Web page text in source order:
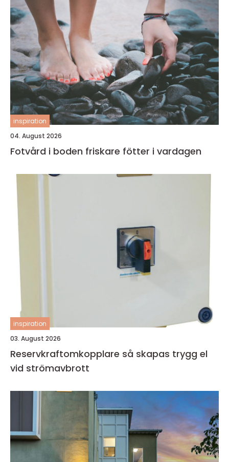
inspiration
04. August 2026
Fotvård i boden friskare fötter i vardagen
inspiration
03. August 2026
Reservkraftomkopplare så skapas trygg el
vid strömavbrott